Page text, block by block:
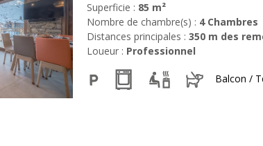
Superficie : 85 m²
Nombre de chambre(s) : 4 Chambres
Distances principales : 350 m des
Loueur : Professionnel
Balcon /